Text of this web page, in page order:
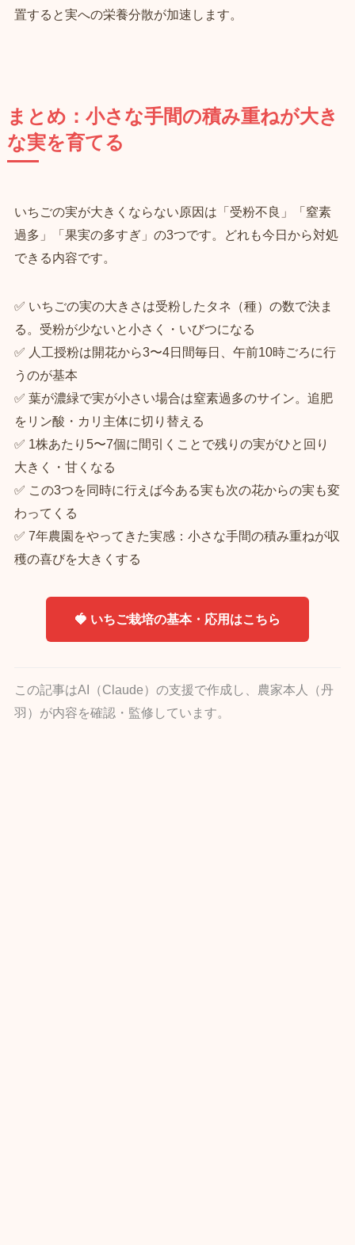
置すると実への栄養分散が加速します。
まとめ：小さな手間の積み重ねが大き
な実を育てる
いちごの実が大きくならない原因は「受粉不良」「窒素
過多」「果実の多すぎ」の3つです。どれも今日から対処
できる内容です。
✅ いちごの実の大きさは受粉したタネ（種）の数で決ま
る。受粉が少ないと小さく・いびつになる
✅ 人工授粉は開花から3〜4日間毎日、午前10時ごろに行
うのが基本
✅ 葉が濃緑で実が小さい場合は窒素過多のサイン。追肥
をリン酸・カリ主体に切り替える
✅ 1株あたり5〜7個に間引くことで残りの実がひと回り
大きく・甘くなる
✅ この3つを同時に行えば今ある実も次の花からの実も変
わってくる
✅ 7年農園をやってきた実感：小さな手間の積み重ねが収
穫の喜びを大きくする
🍓 いちご栽培の基本・応用はこちら
この記事はAI（Claude）の支援で作成し、農家本人（丹
羽）が内容を確認・監修しています。